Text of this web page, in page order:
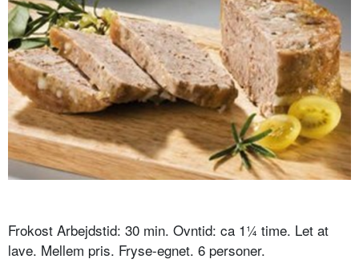
Frokost Arbejdstid: 30 min. Ovntid: ca 1¼ time. Let at
lave. Mellem pris. Fryse-egnet. 6 personer.